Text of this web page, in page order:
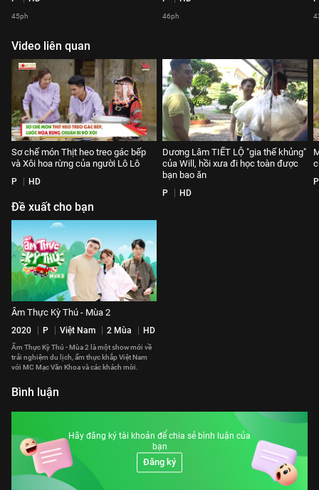
45ph 46ph
Video liên quan
Sơ chế món Thịt heo treo gác bếp
và Xôi hoa rừng của người Lô Lô
P HD
Dương Lâm TIẾT LỘ "gia thế khủng"
của Will, hồi xưa đi học toàn được
bạn bao ăn
P HD
P
Đề xuất cho bạn
Ẩm Thực Kỳ Thú - Mùa 2
2020 P Việt Nam 2 Mùa HD
Ẩm Thực Kỳ Thú - Mùa 2 là một show mới về
trải nghiệm du lịch, ẩm thực khắp Việt Nam
với MC Mạc Văn Khoa và các khách mời.
Bình luận
Hãy đăng ký tài khoản để chia sẻ bình luận của
bạn
Đăng ký